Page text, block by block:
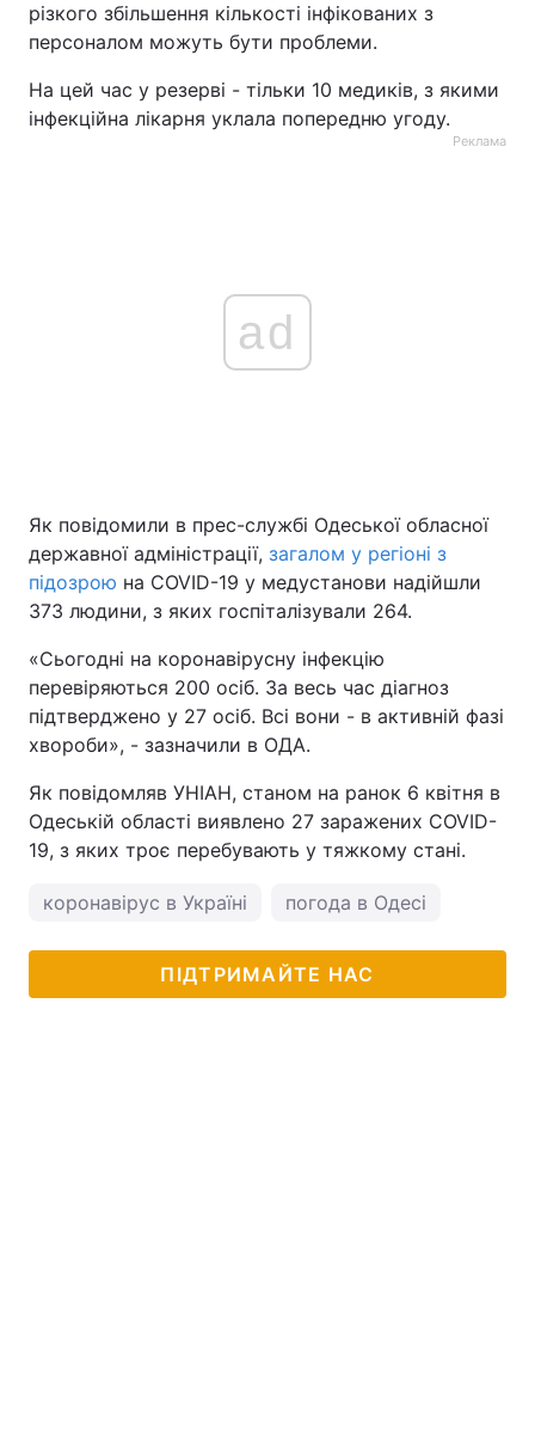
різкого збільшення кількості інфікованих з
персоналом можуть бути проблеми.
На цей час у резерві - тільки 10 медиків, з якими
інфекційна лікарня уклала попередню угоду.
Реклама
ad
Як повідомили в прес-службі Одеської обласної
державної адміністрації, загалом у регіоні з
підозрою на COVID-19 у медустанови надійшли
373 людини, з яких госпіталізували 264.
«Сьогодні на коронавірусну інфекцію
перевіряються 200 осіб. За весь час діагноз
підтверджено у 27 осіб. Всі вони - в активній фазі
хвороби», - зазначили в ОДА.
Як повідомляв УНІАН, станом на ранок 6 квітня в
Одеській області виявлено 27 заражених COVID-
19, з яких троє перебувають у тяжкому стані.
коронавірус в Україні погода в Одесі
ПІДТРИМАЙТЕ НАС